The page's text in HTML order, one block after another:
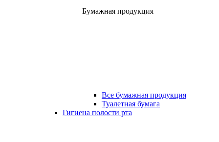
Бумажная продукция
Все бумажная продукция
Туалетная бумага
Гигиена полости рта